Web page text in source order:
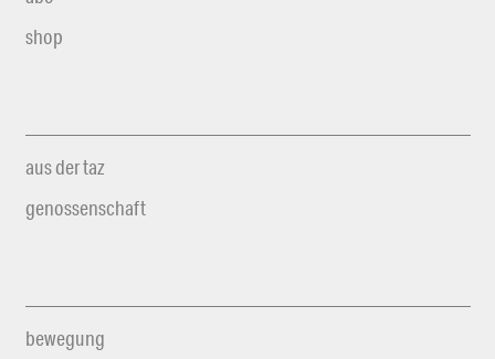
shop
aus der taz
genossenschaft
bewegung